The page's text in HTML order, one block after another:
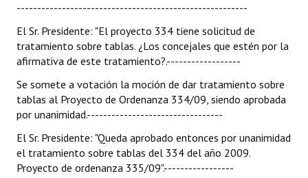
--------------------------------------------------------
El Sr. Presidente: "El proyecto 334 tiene solicitud de
tratamiento sobre tablas. ¿Los concejales que estén por la
afirmativa de este tratamiento?.------------------
Se somete a votación la moción de dar tratamiento sobre
tablas al Proyecto de Ordenanza 334/09, siendo aprobada
por unanimidad.---------------------------------
El Sr. Presidente: "Queda aprobado entonces por unanimidad
el tratamiento sobre tablas del 334 del año 2009.
Proyecto de ordenanza 335/09".-----------------